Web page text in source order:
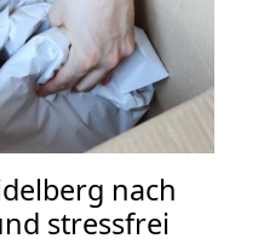
nach
stressfrei